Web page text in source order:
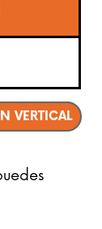
VERTICAL